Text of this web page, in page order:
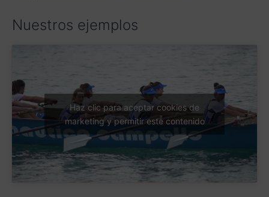
Nuestros ejemplos
Haz clic para aceptar cookies de
marketing y permitir este contenido